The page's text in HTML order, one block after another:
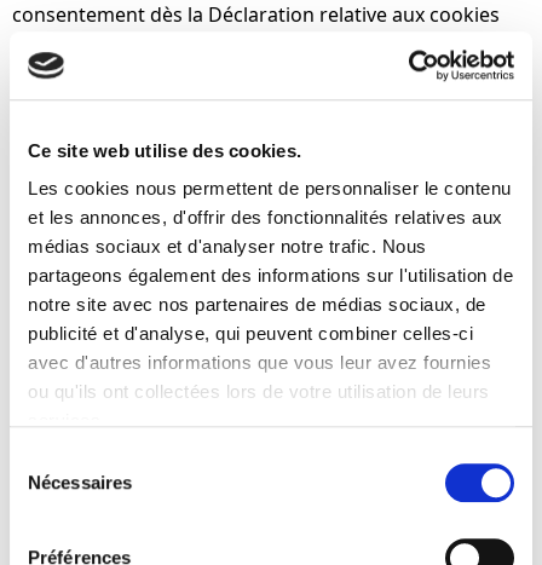
Ce site web utilise des cookies.
Les cookies nous permettent de personnaliser le contenu
et les annonces, d'offrir des fonctionnalités relatives aux
médias sociaux et d'analyser notre trafic. Nous
partageons également des informations sur l'utilisation de
notre site avec nos partenaires de médias sociaux, de
publicité et d'analyse, qui peuvent combiner celles-ci
avec d'autres informations que vous leur avez fournies
ou qu'ils ont collectées lors de votre utilisation de leurs
Nécessaires
Préférences
consentement dès la Déclaration relative aux cookies
En savoir plus sur qui nous sommes, comment vous
données personnelles veuillez voir notre Politique
confidentialité.
Veuillez indiquer l'identifiant de votre consentement et
la date à laquelle vous nous avez contactés concernant
votre consentement.
Votre consentement s'applique aux domaines suivants :
www.trail-de-montaigu.fr
03/07/2023 par